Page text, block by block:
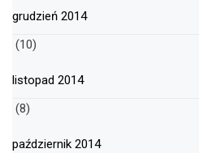
grudzień 2014
(10)
listopad 2014
(8)
październik 2014